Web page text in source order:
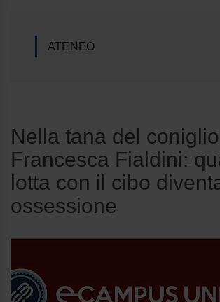
ATENEO
Nella tana del
Francesca Fialdini:
lotta con il cibo
ossessione